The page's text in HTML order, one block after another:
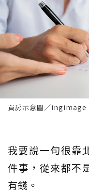
買房示意圖／ingimage
我要說一句很靠
件事，從來都不
有錢。